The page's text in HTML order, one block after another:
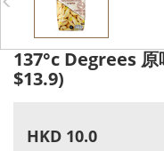
137°c Degrees
$13.9)
HKD 10.0